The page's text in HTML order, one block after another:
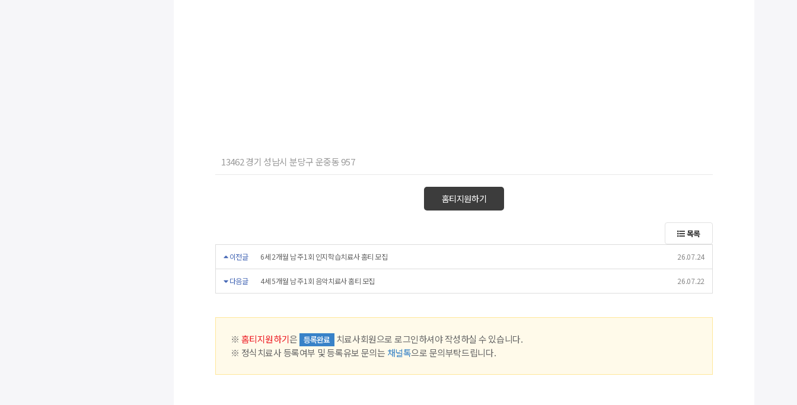
13462 경기 성남시 분당구 운중동 957
홈티지원하기
목록
이전글 6세 2개월 남 주1회 인지학습치료사 홈티 모집 26.07.24
다음글 4세 5개월 남 주1회 음악치료사 홈티 모집 26.07.22
※ 홈티지원하기은 등록완료
치료사회원으로 로그인하셔야 작성하실 수 있습니다.
※ 정식치료사 등록여부 및 등록유보 문의는 채널톡으로 문의부탁드립니다.